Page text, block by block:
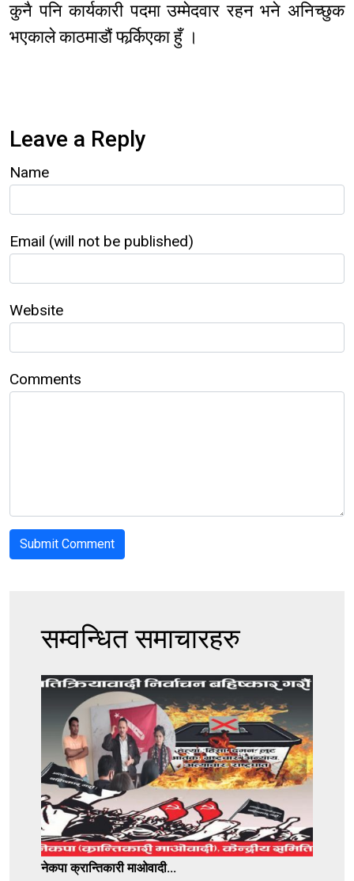
कुनै पनि कार्यकारी पदमा उम्मेदवार रहन भने अनिच्छुक
भएकाले काठमाडौं फर्र्किएका हुँ ।
Leave a Reply
Name
Email (will not be published)
Website
Comments
सम्वन्धित समाचारहरु
नेकपा क्रान्तिकारी माओवादी...